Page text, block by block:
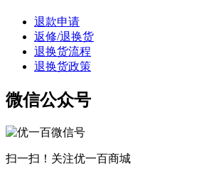
退款申请
返修/退换货
退换货流程
退换货政策
微信公众号
扫一扫！关注优一百商城